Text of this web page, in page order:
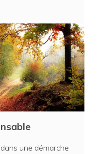
une démarche